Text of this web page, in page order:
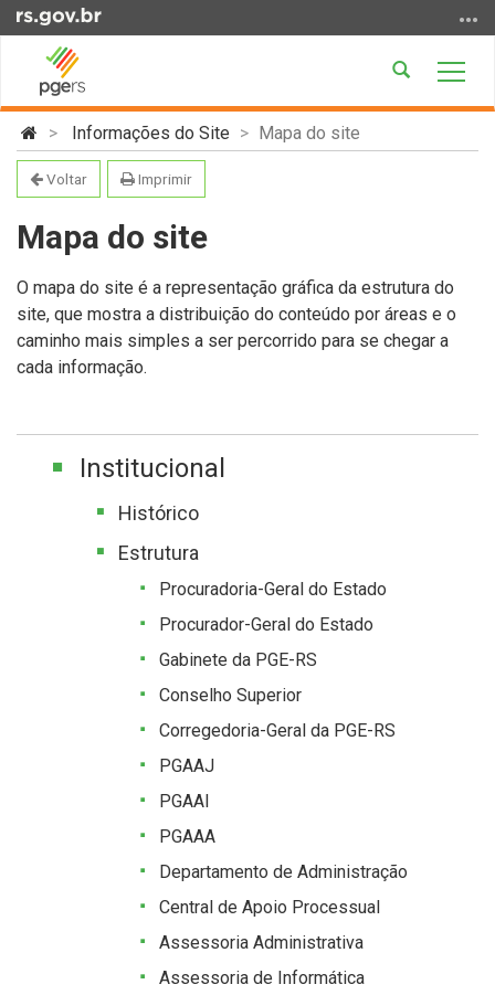
para
conteúdo
Ir
para
menu
para
busca
Abrir
Início
do
conteúdo
Informações do Site Mapa do site
Voltar Imprimir
Mapa do site
O mapa do site é a representação gráfica da estrutura do
site, que mostra a distribuição do conteúdo por áreas e o
caminho mais simples a ser percorrido para se chegar a
cada informação.
Institucional
Histórico
Estrutura
Procuradoria-Geral do Estado
Procurador-Geral do Estado
Gabinete da PGE-RS
Conselho Superior
Corregedoria-Geral da PGE-RS
PGAAJ
PGAAI
PGAAA
Departamento de Administração
Central de Apoio Processual
Assessoria Administrativa
Assessoria de Informática